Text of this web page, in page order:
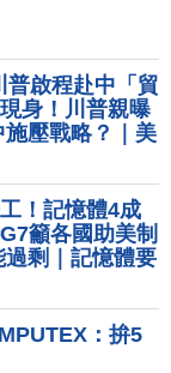
普啟程赴中「貿
身！川普親曝
壓戰略？｜美
霍爾木茲海峽
專訪韓美妝
｜金曲獎入圍
張震嶽首入圍
！記憶體4成
籲各國助美制
剩｜記憶體要
跌 影響不只晶
將問世 台積
搶先黃仁勳！
五發表演講
：拚5